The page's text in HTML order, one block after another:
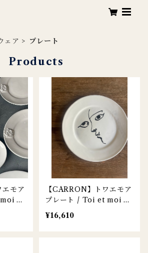
ェア プレート
Products
エモア
pl
【CARRON】トワエモア
プレート / Toi et moi pl
ate / 25cm
¥16,610